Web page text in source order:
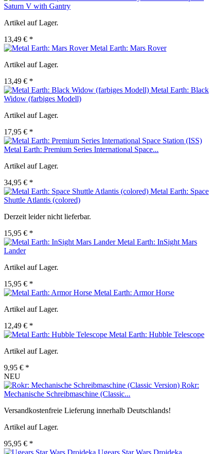
Saturn V with Gantry
Artikel auf Lager.
13,49 € *
Metal Earth: Mars Rover
Artikel auf Lager.
13,49 € *
Metal Earth: Black
Widow (farbiges Modell)
Artikel auf Lager.
17,95 € *
Metal Earth: Premium Series International Space...
Artikel auf Lager.
34,95 € *
Metal Earth: Space
Shuttle Atlantis (colored)
Derzeit leider nicht lieferbar.
15,95 € *
Metal Earth: InSight Mars
Lander
Artikel auf Lager.
15,95 € *
Metal Earth: Armor Horse
Artikel auf Lager.
12,49 € *
Metal Earth: Hubble Telescope
Artikel auf Lager.
9,95 € *
NEU
Rokr:
Mechanische Schreibmaschine (Classic...
Versandkostenfreie Lieferung innerhalb Deutschlands!
Artikel auf Lager.
95,95 € *